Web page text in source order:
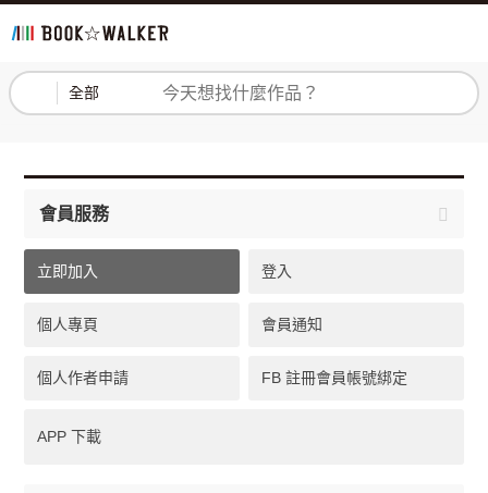
全部 登入 註冊
會員服務
立即加入 登入
個人專頁 會員通知
個人作者申請 FB 註冊會員帳號綁定
APP 下載